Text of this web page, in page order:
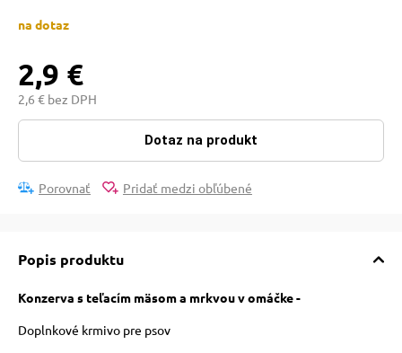
poukazy
na dotaz
2,9 €
2,6 € bez DPH
Dotaz na produkt
Porovnať Pridať medzi obľúbené
Popis produktu
Konzerva s teľacím mäsom a mrkvou v omáčke -
Doplnkové krmivo pre psov